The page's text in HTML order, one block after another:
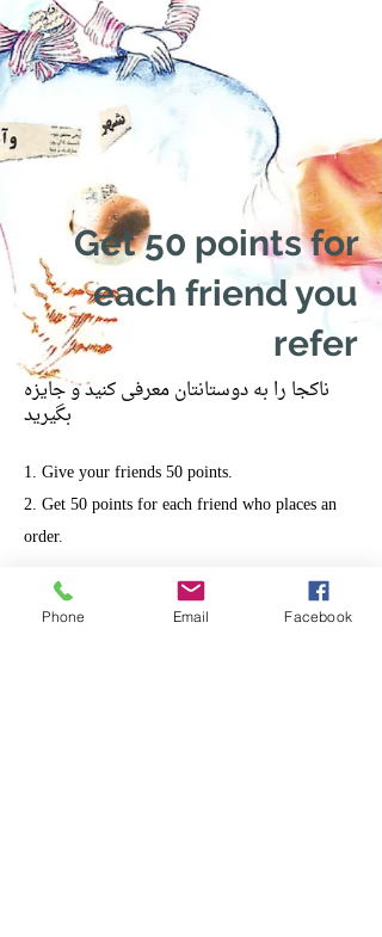
Get 50 points for
each friend you
refer
ناکجا را به دوستانتان معرفی کنید و جایزه
بگیرید
Give your friends 50 points.
Get 50 points for each friend who places an
order.
Log in to refer
Phone Email Facebook